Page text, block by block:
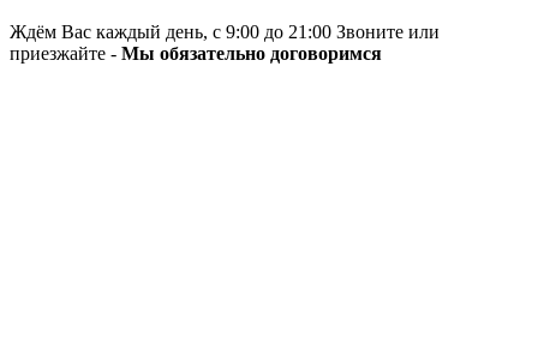
Ждём Вас каждый день, с 9:00 до 21:00 Звоните или
приезжайте - Мы обязательно договоримся